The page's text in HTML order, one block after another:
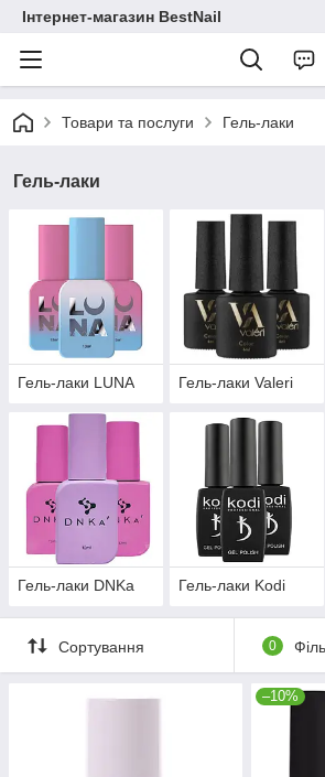
Інтернет-магазин BestNail
Товари та послуги Гель-лаки
Гель-лаки
Гель-лаки LUNA Гель-лаки Valeri
Гель-лаки DNKa Гель-лаки Kodi
Сортування 0
–10%